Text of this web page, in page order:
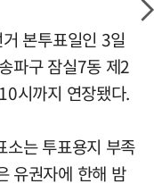
본투표일인 3일
파구 잠실7동 제2
시까지 연장됐다.
소는 투표용지 부족
유권자에 한해 밤